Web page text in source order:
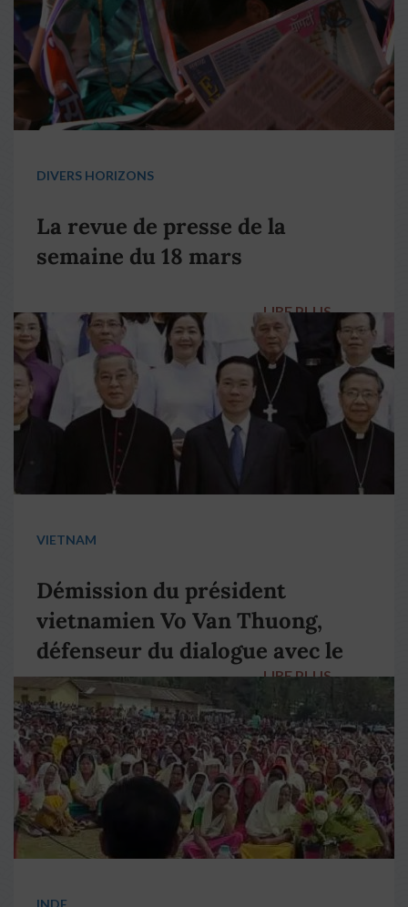
DIVERS HORIZONS
La revue de presse de la
semaine du 18 mars
LIRE PLUS →
VIETNAM
Démission du président
vietnamien Vo Van Thuong,
défenseur du dialogue avec le
pape François
LIRE PLUS →